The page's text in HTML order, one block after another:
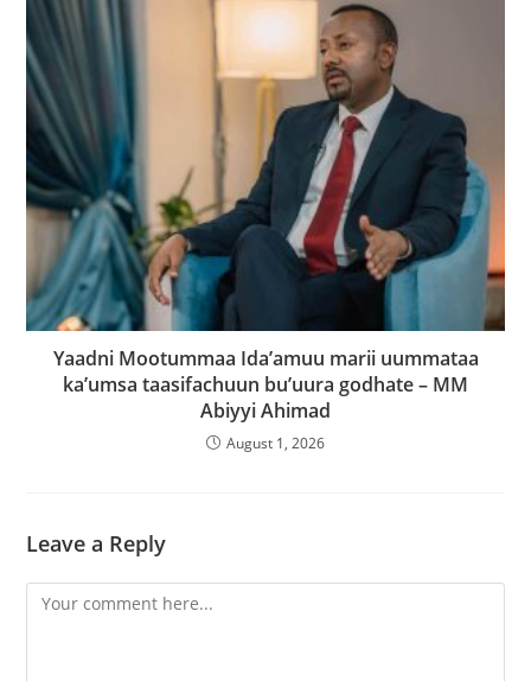
Yaadni Mootummaa Ida’amuu marii uummataa
ka’umsa taasifachuun bu’uura godhate – MM
Abiyyi Ahimad
August 1, 2026
Leave a Reply